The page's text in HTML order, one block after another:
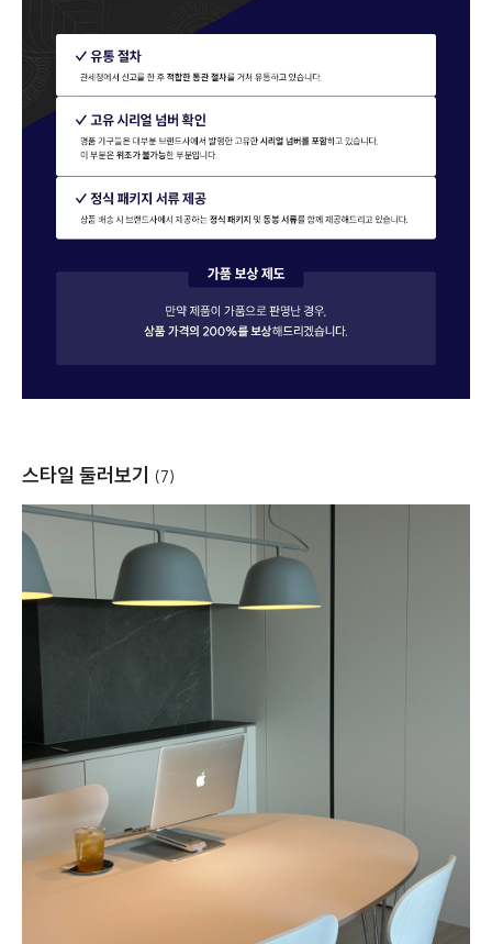
스타일 둘러보기 (7)